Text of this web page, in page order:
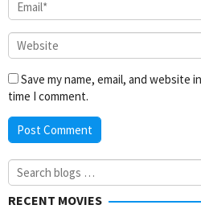
Save my name, email, and website
time I comment.
Search
for:
RECENT MOVIES